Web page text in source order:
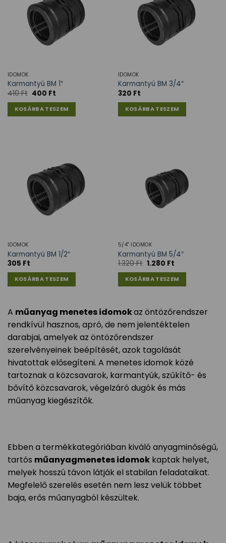
IDOMOK
Karmantyú BM 1″
410Ft 400 Ft
KOSÁRBA TESZEM
IDOMOK
Karmantyú BM 3/4″
320 Ft
KOSÁRBA TESZEM
IDOMOK
Karmantyú BM 1/2″
305 Ft
KOSÁRBA TESZEM
5/4" IDOMOK
Karmantyú BM 5/4″
1.320Ft 1.280 Ft
KOSÁRBA TESZEM
A műanyag menetes idomokaz öntözőrendszer
rendkívül hasznos, apró, de nem jelentéktelen
darabjai, amelyek az öntözőrendszer
szerelvényeinek beépítését, azok tagolását
hivatottak elősegíteni. A menetes idomok közé
tartoznak a közcsavarok, karmantyúk, szűkítő- és
bővítő közcsavarok, végelzáró dugók és más
műanyag kiegészítők.
Ebben a termékkategóriában kiváló anyagminőségű,
tartós műanyagmenetes idomok kaptak helyet,
melyek hosszú távon látják el stabilan feladataikat.
Megfelelő szerelés esetén nem lesz velük többet
baja, erős műanyagból készültek.